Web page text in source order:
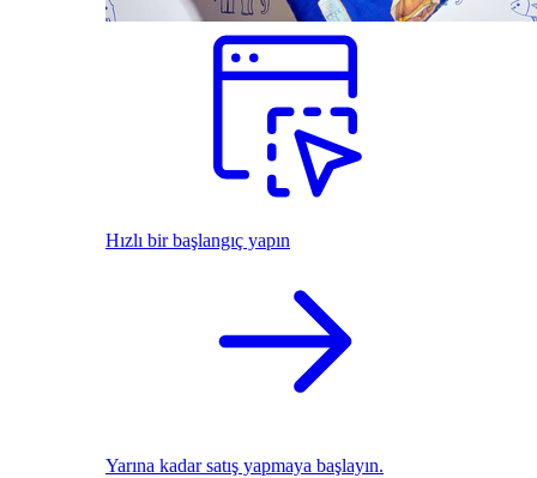
Hızlı bir başlangıç yapın
Yarına kadar satış yapmaya başlayın.